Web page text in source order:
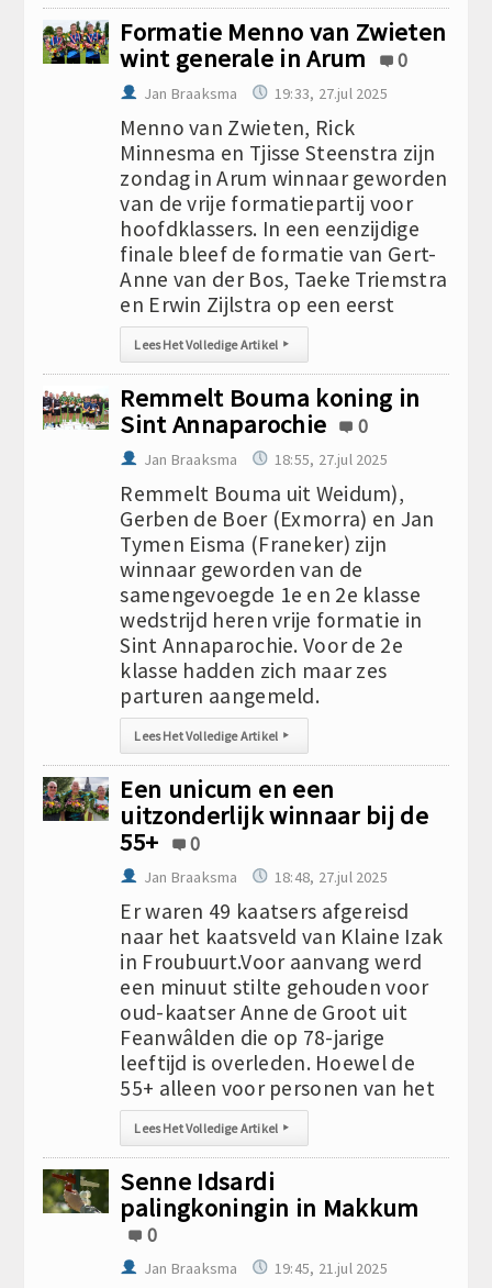
Formatie Menno van Zwieten
wint generale in Arum
0
Jan Braaksma 19:33, 27.jul 2025
Menno van Zwieten, Rick
Minnesma en Tjisse Steenstra zijn
zondag in Arum winnaar geworden
van de vrije formatiepartij voor
hoofdklassers. In een eenzijdige
finale bleef de formatie van Gert-
Anne van der Bos, Taeke Triemstra
en Erwin Zijlstra op een eerst
Lees Het Volledige Artikel ▸
Remmelt Bouma koning in
Sint Annaparochie
0
Jan Braaksma 18:55, 27.jul 2025
Remmelt Bouma uit Weidum),
Gerben de Boer (Exmorra) en Jan
Tymen Eisma (Franeker) zijn
winnaar geworden van de
samengevoegde 1e en 2e klasse
wedstrijd heren vrije formatie in
Sint Annaparochie. Voor de 2e
klasse hadden zich maar zes
parturen aangemeld.
Lees Het Volledige Artikel ▸
Een unicum en een
uitzonderlijk winnaar bij de
55+
0
Jan Braaksma 18:48, 27.jul 2025
Er waren 49 kaatsers afgereisd
naar het kaatsveld van Klaine Izak
in Froubuurt.Voor aanvang werd
een minuut stilte gehouden voor
oud-kaatser Anne de Groot uit
Feanwâlden die op 78-jarige
leeftijd is overleden. Hoewel de
55+ alleen voor personen van het
Lees Het Volledige Artikel ▸
Senne Idsardi
palingkoningin in Makkum
0
Jan Braaksma 19:45, 21.jul 2025